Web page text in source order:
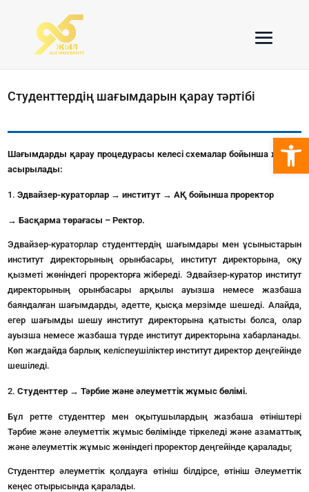
Студенттердің шағымдарын қарау тәртібі
Шағымдарды қарау процедурасы келесі схемалар бойынша жүзеге
асырылады:
Эдвайзер-кураторлар → институт → АҚ бойынша проректор
→ Басқарма төрағасы – Ректор.
Эдвайзер-кураторлар студенттердің шағымдары мен ұсыныстарын
институт директорының орынбасары, институт директорына, оқу
қызметі жөніндегі проректорға жібереді. Эдвайзер-куратор институт
директорының орынбасары арқылы ауызша немесе жазбаша
баяндалған шағымдарды, әдетте, қысқа мерзімде шешеді. Алайда,
егер шағымды шешу институт директорына қатысты болса, олар
ауызша немесе жазбаша түрде институт директорына хабарланады.
Көп жағдайда барлық келіспеушіліктер институт директор деңгейінде
шешіледі.
Студенттер → Тәрбие және әлеуметтік жұмыс бөлімі.
Бұл ретте студенттер мен оқытушылардың жазбаша өтініштері
Тәрбие және әлеуметтік жұмыс бөлімінде тіркеледі және азаматтық
және әлеуметтік жұмыс жөніндегі проректор деңгейінде қаралады;
Студенттер әлеуметтік қолдауға өтініш білдірсе, өтініш Әлеуметтік
кеңес отырысында қаралады.